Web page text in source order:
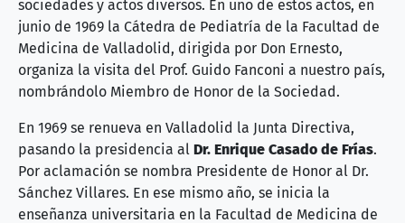
sociedades y actos diversos. En uno de estos actos, en
junio de 1969 la Cátedra de Pediatría de la Facultad de
Medicina de Valladolid, dirigida por Don Ernesto,
organiza la visita del Prof. Guido Fanconi a nuestro país,
nombrándolo Miembro de Honor de la Sociedad.
En 1969 se renueva en Valladolid la Junta Directiva,
pasando la presidencia al Dr. Enrique Casado de Frías.
Por aclamación se nombra Presidente de Honor al Dr.
Sánchez Villares. En ese mismo año, se inicia la
enseñanza universitaria en la Facultad de Medicina de